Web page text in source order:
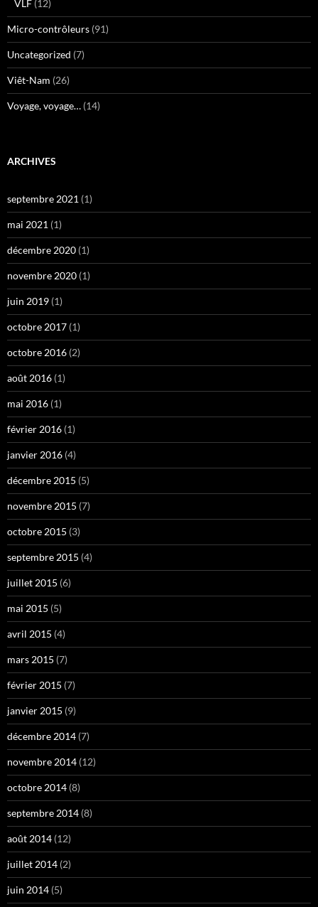
VLF (12)
Micro-contrôleurs (91)
Uncategorized (7)
Viêt-Nam (26)
Voyage, voyage… (14)
ARCHIVES
septembre 2021 (1)
mai 2021 (1)
décembre 2020 (1)
novembre 2020 (1)
juin 2019 (1)
octobre 2017 (1)
octobre 2016 (2)
août 2016 (1)
mai 2016 (1)
février 2016 (1)
janvier 2016 (4)
décembre 2015 (5)
novembre 2015 (7)
octobre 2015 (3)
septembre 2015 (4)
juillet 2015 (6)
mai 2015 (5)
avril 2015 (4)
mars 2015 (7)
février 2015 (7)
janvier 2015 (9)
décembre 2014 (7)
novembre 2014 (12)
octobre 2014 (8)
septembre 2014 (8)
août 2014 (12)
juillet 2014 (2)
juin 2014 (5)